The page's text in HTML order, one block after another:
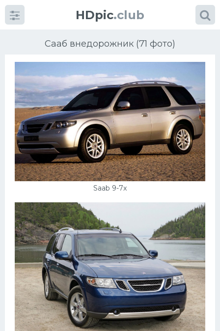
HDpic.club
Сааб внедорожник (71 фото)
Saab 9-7x
Категории
Разное
Автомобили
Красивые фото машин
УРАЛ
Ниссан
Пежо
Ауди
Гараж
Русские авто
Вольво
БМВ